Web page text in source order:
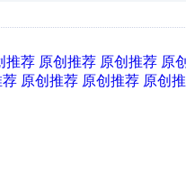
推荐 原创推荐 原创推荐 原
荐 原创推荐 原创推荐 原创